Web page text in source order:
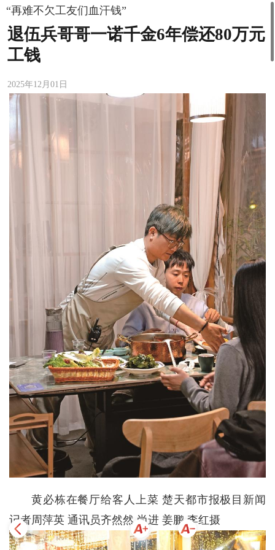
“再难不欠工友们血汗钱”
退伍兵哥哥一诺千金6年偿还80万元
工钱
2025年12月01日
黄必栋在餐厅给客人上菜 楚天都市报极目新闻
记者周萍英 通讯员齐然然 尚进 姜鹏 李红摄